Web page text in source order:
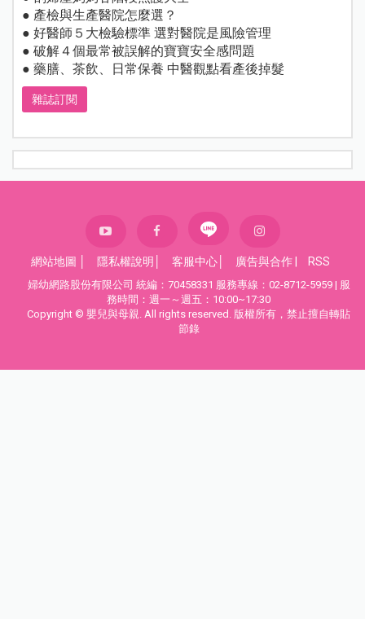
● 產檢與生產醫院怎麼選？
● 好醫師５大檢驗標準 選對醫院是風險管理
● 破解４個最常被誤解的寶寶安全感問題
● 藥膳、茶飲、日常保養 中醫觀點看產後掉髮
雜誌訂閱
網站地圖 隱私權說明 客服中心 廣告與合作 RSS
婦幼網路股份有限公司 統編：70458331 服務專線：02-8712-5959 | 服
務時間：週一～週五：10:00~17:30
Copyright © 嬰兒與母親. All rights reserved. 版權所有，禁止擅自轉貼
節錄